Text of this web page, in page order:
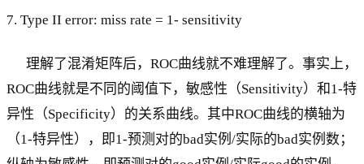
7. Type II error: miss rate = 1- sensitivity
理解了混淆矩阵后，ROC曲线就不难理解了。事实上，
ROC曲线就是不同的阈值下，敏感性（Sensitivity）和1-特
异性（Specificity）的关系曲线。其中ROC曲线的横轴为
（1-特异性），即1-预测对的bad实例/实际的bad实例数；